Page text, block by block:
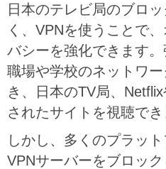
日本のテレビ局のブロ
く、VPNを使うことで
バシーを強化できます。
職場や学校のネットワ
き、日本のTV局、
されたサイトを視聴でき
しかし、多くのプラッ
VPNサーバーをブロッ